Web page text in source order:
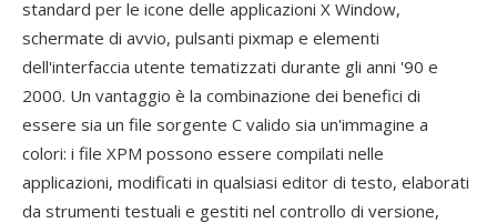
standard per le icone delle applicazioni X Window,
schermate di avvio, pulsanti pixmap e elementi
dell'interfaccia utente tematizzati durante gli anni '90 e
2000. Un vantaggio è la combinazione dei benefici di
essere sia un file sorgente C valido sia un'immagine a
colori: i file XPM possono essere compilati nelle
applicazioni, modificati in qualsiasi editor di testo, elaborati
da strumenti testuali e gestiti nel controllo di versione,